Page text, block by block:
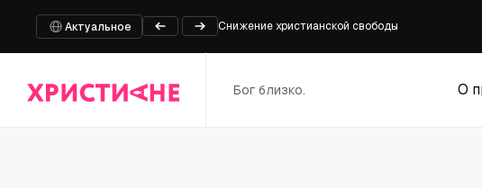
Актуальное
Снижение христианской свободы
Министр обороны Швейцарии извинился перед
Бог близко.
О